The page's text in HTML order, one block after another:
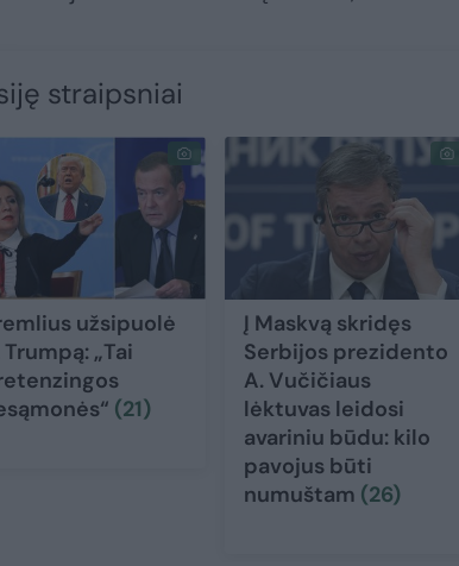
straipsniai
užsipuolė
Trumpą: „Tai
(21)
Į Maskvą skridęs
Serbijos prezidento
A. Vučičiaus
lėktuvas leidosi
avariniu būdu: kilo
pavojus būti
numuštam (26)